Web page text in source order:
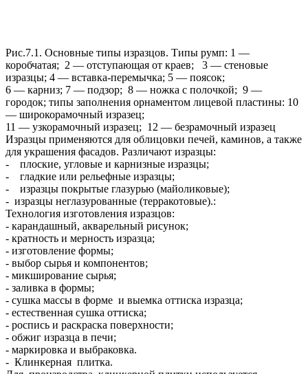
Рис.7.1. Основные типы изразцов. Типы румп: 1 —
коробчатая; 2 — отступающая от краев; 3 — стеновые
изразцы; 4 — вставка-перемычка; 5 — поясок;
6 — карниз; 7 — подзор; 8 — ножка с полочкой; 9 —
городок; типы заполнения орнаментом лицевой пластины: 10
— широкорамочный изразец;
11 — узкорамочный изразец; 12 — безрамочный изразец
Изразцы применяются для облицовки печей, каминов, а также
для украшения фасадов. Различают изразцы:
- плоские, угловые и карнизные изразцы;
- гладкие или рельефные изразцы;
- изразцы покрытые глазурью (майоликовые);
- изразцы неглазурованные (терракотовые).:
Технология изготовления изразцов:
- карандашный, акварельный рисунок;
- кратность и мерность изразца;
- изготовление формы;
- выбор сырья и компонентов;
- микширование сырья;
- заливка в формы;
- сушка массы в форме и выемка оттиска изразца;
- естественная сушка оттиска;
- роспись и раскраска поверхности;
- обжиг изразца в печи;
- маркировка и выбраковка.
- Клинкерная плитка.